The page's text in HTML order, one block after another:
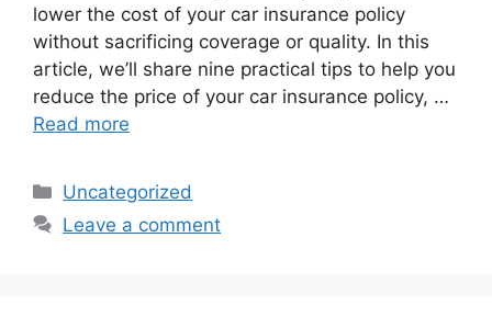
lower the cost of your car insurance policy
without sacrificing coverage or quality. In this
article, we’ll share nine practical tips to help you
reduce the price of your car insurance policy, …
Read more
Categories
Uncategorized
Leave a comment